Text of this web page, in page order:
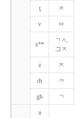
ţ ㅊ
v ㅂ
x**
ㄱㅅ,
그ㅈ
z ㅈ
ch ㅋ
gh ㄱ
a